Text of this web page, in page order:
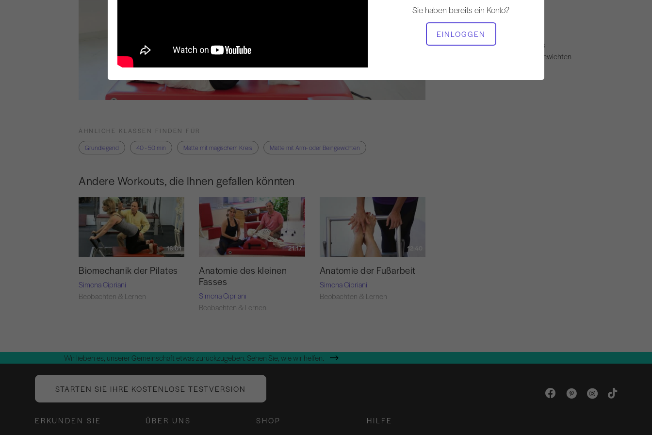
Sie haben bereits ein Konto?
EINLOGGEN
Matte mit magischem Kreis
Matte mit Arm- oder Beingewichten
ÄHNLICHE KLASSEN FINDEN FÜR
Grundlegend
40 - 50 min Matte mit magischem Kreis Matte mit Arm- oder Beingewichten
Andere Workouts, die Ihnen gefallen könnten
16:01
Biomechanik der Pilates
Simona Cipriani
Beobachten & Lernen
21:17
Anatomie des kleinen
Fasses
Simona Cipriani
Beobachten & Lernen
12:40
Anatomie der Fußarbeit
Simona Cipriani
Beobachten & Lernen
Wir lieben es, unserer Gemeinschaft etwas zurückzugeben. Sehen Sie, wie wir helfen.
STARTEN SIE IHRE KOSTENLOSE TESTVERSION
ERKUNDEN SIE ÜBER UNS SHOP HILFE